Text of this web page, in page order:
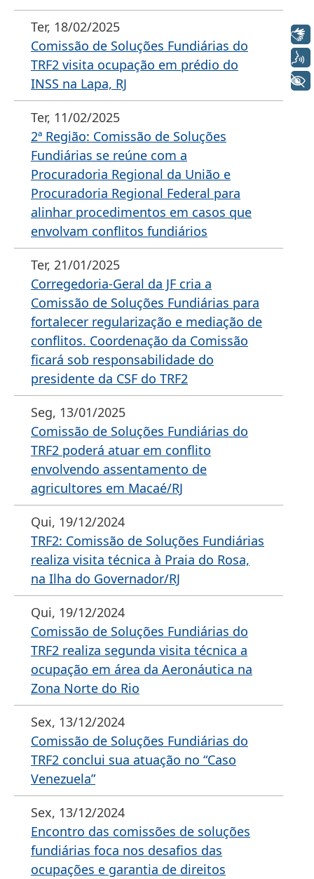
Ter, 18/02/2025
Comissão de Soluções Fundiárias do
TRF2 visita ocupação em prédio do
INSS na Lapa, RJ
Ter, 11/02/2025
2ª Região: Comissão de Soluções
Fundiárias se reúne com a
Procuradoria Regional da União e
Procuradoria Regional Federal para
alinhar procedimentos em casos que
envolvam conflitos fundiários
Ter, 21/01/2025
Corregedoria-Geral da JF cria a
Comissão de Soluções Fundiárias para
fortalecer regularização e mediação de
conflitos. Coordenação da Comissão
ficará sob responsabilidade do
presidente da CSF do TRF2
Seg, 13/01/2025
Comissão de Soluções Fundiárias do
TRF2 poderá atuar em conflito
envolvendo assentamento de
agricultores em Macaé/RJ
Qui, 19/12/2024
TRF2: Comissão de Soluções Fundiárias
realiza visita técnica à Praia do Rosa,
na Ilha do Governador/RJ
Qui, 19/12/2024
Comissão de Soluções Fundiárias do
TRF2 realiza segunda visita técnica a
ocupação em área da Aeronáutica na
Zona Norte do Rio
Sex, 13/12/2024
Comissão de Soluções Fundiárias do
TRF2 conclui sua atuação no “Caso
Venezuela”
Sex, 13/12/2024
Encontro das comissões de soluções
fundiárias foca nos desafios das
ocupações e garantia de direitos